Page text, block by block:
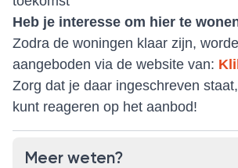
Heb je interesse om hier te
Zodra de woningen klaar zijn,
aangeboden via de website van:
Zorg dat je daar ingeschreven
kunt reageren op het aanbod!
Meer weten?